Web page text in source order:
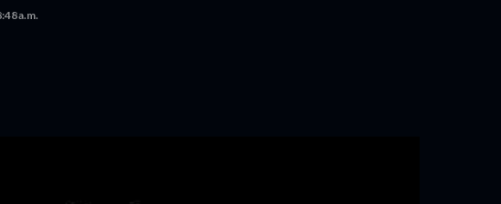
a.m.